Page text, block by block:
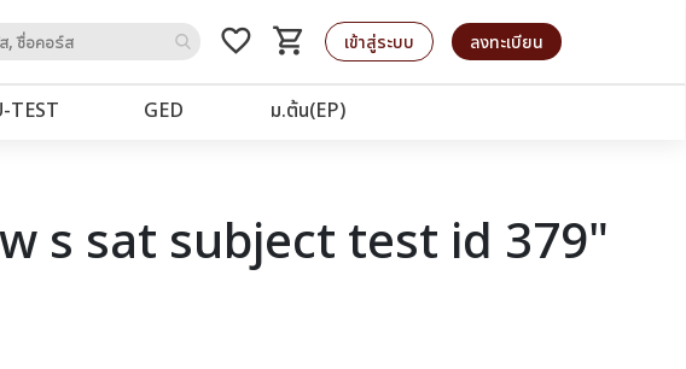
favorite_border shopping_cart
รถเข็น เข้าสู่ระบบ ลงทะเบียน
GED ม.ต้น(EP)
s sat subject test id 379"